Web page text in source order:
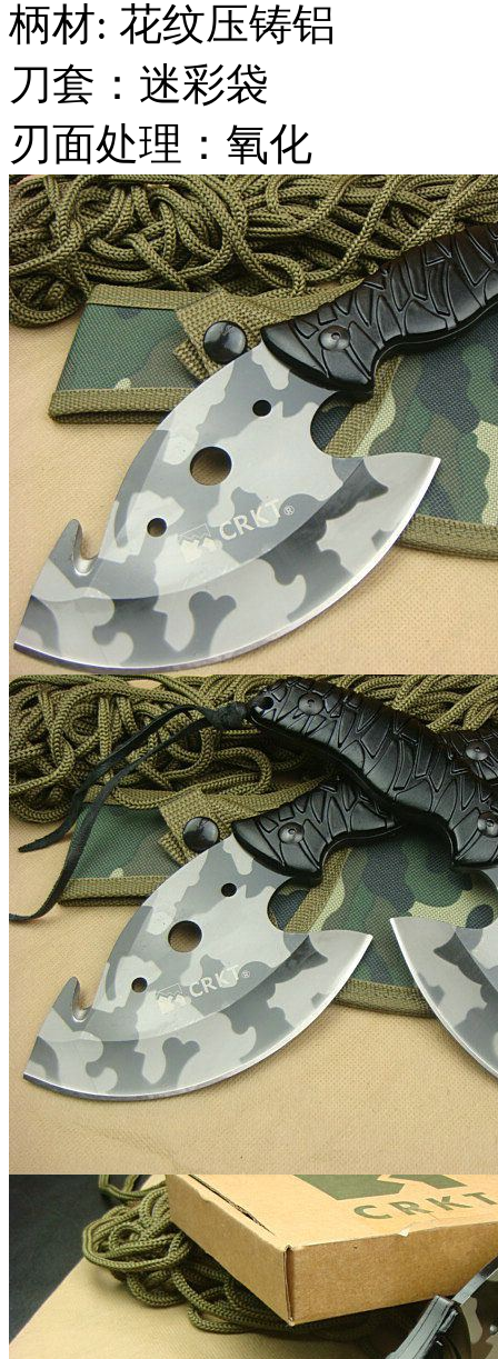
柄材: 花纹压铸铝
刀套：迷彩袋
刃面处理：氧化